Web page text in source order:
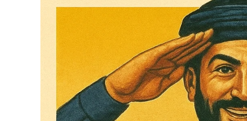
παραμένει προσβάσιμη για
Αν όμως μπορείς, στήριξέ
Η στήριξή σου ενισχύει
Κοστίζει λιγότερο από
Επίλεξε σήμερα να γίνεις